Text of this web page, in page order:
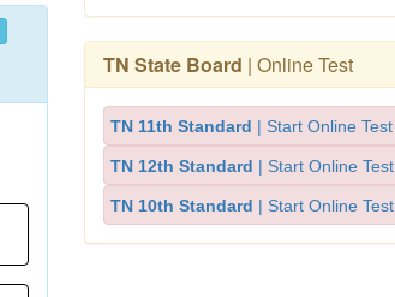
TN State Board | Online Test
TN 11th Standard | Start Online Test
TN 12th Standard | Start Online Test
TN 10th Standard | Start Online Test